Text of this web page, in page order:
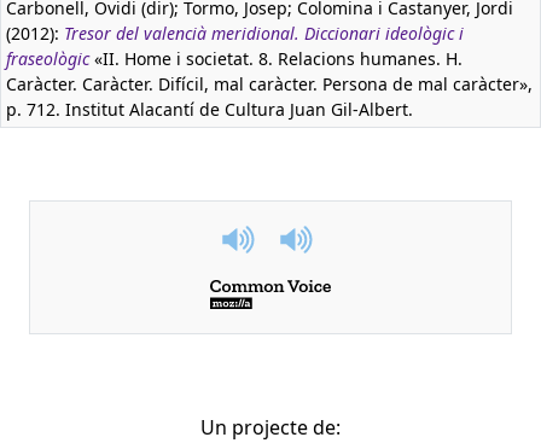
Carbonell, Ovidi (dir); Tormo, Josep; Colomina i Castanyer, Jordi
(2012): Tresor del valencià meridional. Diccionari ideològic i
fraseològic«II. Home i societat. 8. Relacions humanes. H.
Caràcter. Caràcter. Difícil, mal caràcter. Persona de mal caràcter»,
p. 712. Institut Alacantí de Cultura Juan Gil-Albert.
Un projecte de: